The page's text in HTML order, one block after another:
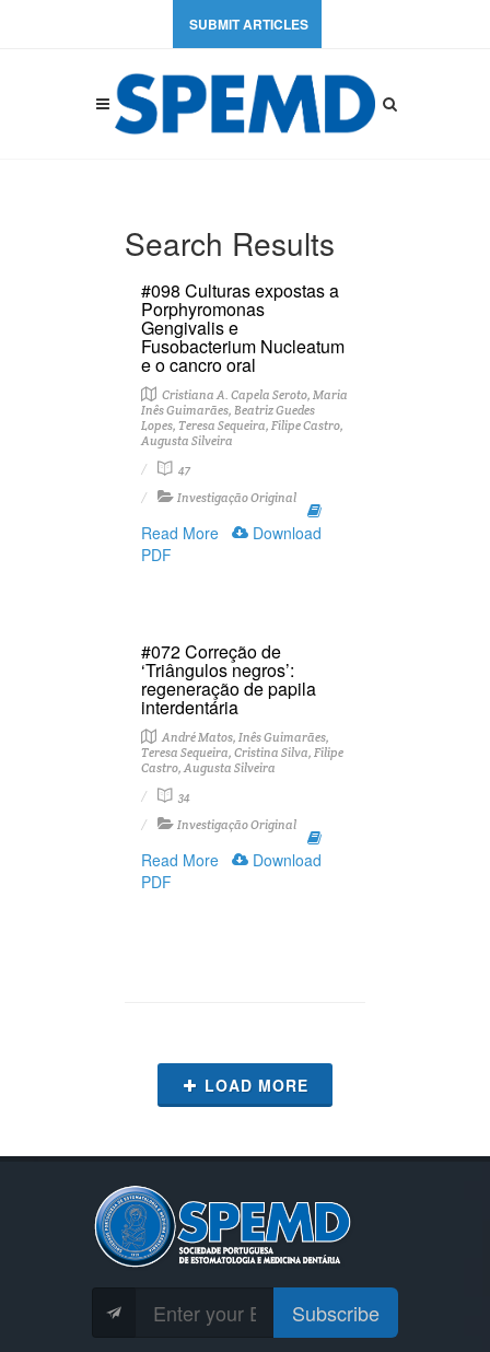
SUBMIT ARTICLES
Search Results
#098 Culturas expostas a
Porphyromonas
Gengivalis e
Fusobacterium Nucleatum
e o cancro oral
Cristiana A. Capela Seroto, Maria
Inês Guimarães, Beatriz Guedes
Lopes, Teresa Sequeira, Filipe Castro,
Augusta Silveira
47
Investigação Original
Read More
Download
PDF
#072 Correção de
‘Triângulos negros’:
regeneração de papila
interdentária
André Matos, Inês Guimarães,
Teresa Sequeira, Cristina Silva, Filipe
Castro, Augusta Silveira
34
Investigação Original
Read More
Download
PDF
LOAD MORE
Subscribe